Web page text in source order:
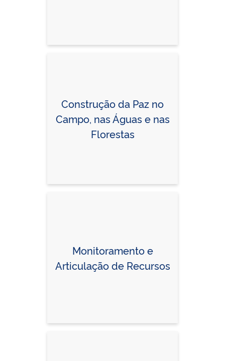
Construção da Paz no
Campo, nas Águas e nas
Florestas
Monitoramento e
Articulação de Recursos